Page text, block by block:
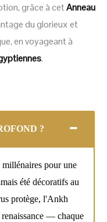
grâce à cetAnneau
du glorieux et
en voyageant à
.
?
pour une
été décoratifs au
protège, l'Ankh
renaissance — chaque